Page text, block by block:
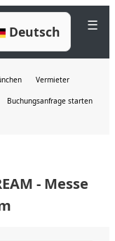
☰
Deutsch
Vermieter
Buchungsanfrage starten
- Messe